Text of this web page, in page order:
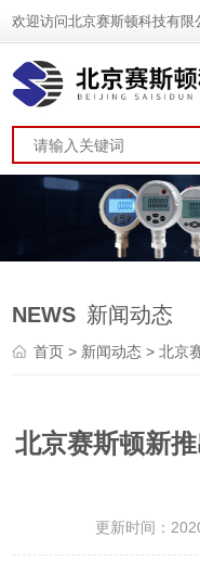
欢迎访问北京赛斯顿科技有限
NEWS 新闻动态
首页 > 新闻动态 > 北京赛
北京赛斯顿新
更新时间：